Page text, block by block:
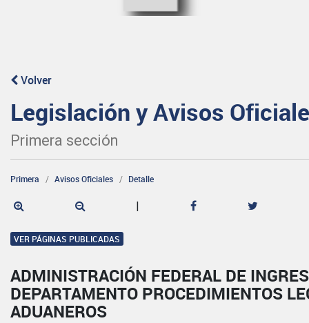
Volver
Legislación y Avisos
Primera sección
Primera Avisos Oficiales Detalle
|
VER PÁGINAS PUBLICADAS
ADMINISTRACIÓN FEDERAL DE
DEPARTAMENTO PROCEDIMIENTOS
ADUANEROS